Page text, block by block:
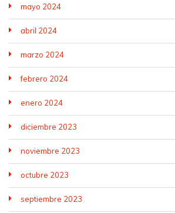
mayo 2024
abril 2024
marzo 2024
febrero 2024
enero 2024
diciembre 2023
noviembre 2023
octubre 2023
septiembre 2023